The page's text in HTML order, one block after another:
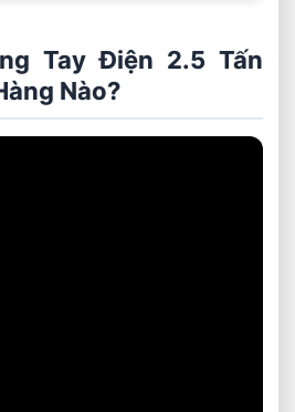
Tay Điện 2.5 Tấn
Nào?